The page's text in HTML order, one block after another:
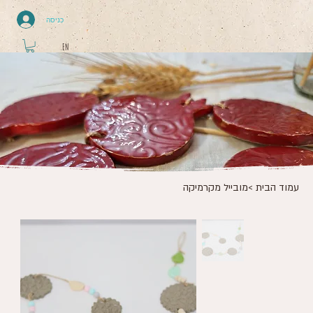
כניסה
EN
עמוד הבית >מובייל מקרמיקה